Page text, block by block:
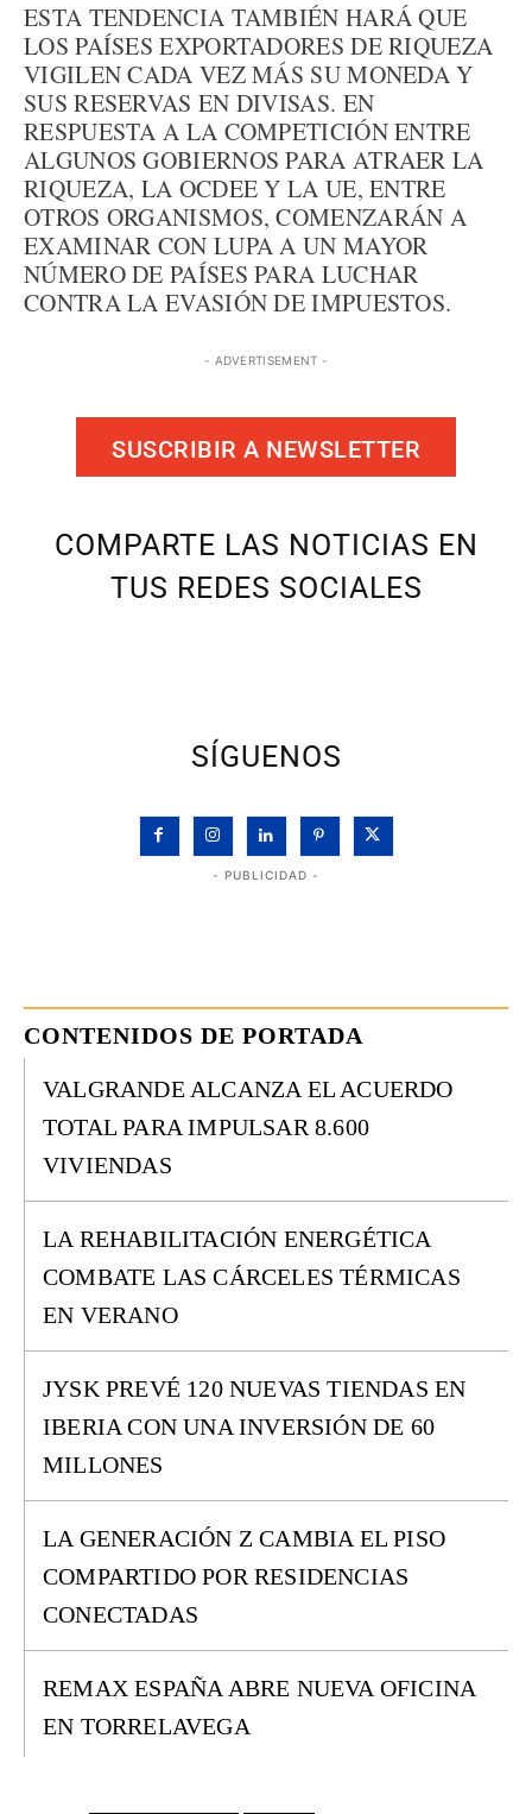
ESTA TENDENCIA TAMBIÉN HARÁ QUE
LOS PAÍSES EXPORTADORES DE RIQUEZA
VIGILEN CADA VEZ MÁS SU MONEDA Y
SUS RESERVAS EN DIVISAS. EN
RESPUESTA A LA COMPETICIÓN ENTRE
ALGUNOS GOBIERNOS PARA ATRAER LA
RIQUEZA, LA OCDEE Y LA UE, ENTRE
OTROS ORGANISMOS, COMENZARÁN A
EXAMINAR CON LUPA A UN MAYOR
NÚMERO DE PAÍSES PARA LUCHAR
CONTRA LA EVASIÓN DE IMPUESTOS.
- ADVERTISEMENT -
SUSCRIBIR A NEWSLETTER
COMPARTE LAS NOTICIAS EN
TUS REDES SOCIALES
SÍGUENOS
- PUBLICIDAD -
CONTENIDOS DE PORTADA
VALGRANDE ALCANZA EL ACUERDO
TOTAL PARA IMPULSAR 8.600
VIVIENDAS
LA REHABILITACIÓN ENERGÉTICA
COMBATE LAS CÁRCELES TÉRMICAS
EN VERANO
JYSK PREVÉ 120 NUEVAS TIENDAS EN
IBERIA CON UNA INVERSIÓN DE 60
MILLONES
LA GENERACIÓN Z CAMBIA EL PISO
COMPARTIDO POR RESIDENCIAS
CONECTADAS
REMAX ESPAÑA ABRE NUEVA OFICINA
EN TORRELAVEGA